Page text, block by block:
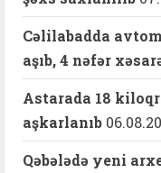
Cəlilabadda
aşıb, 4 nəfər
Astarada 18
aşkarlanıb
Qəbələdə yeni